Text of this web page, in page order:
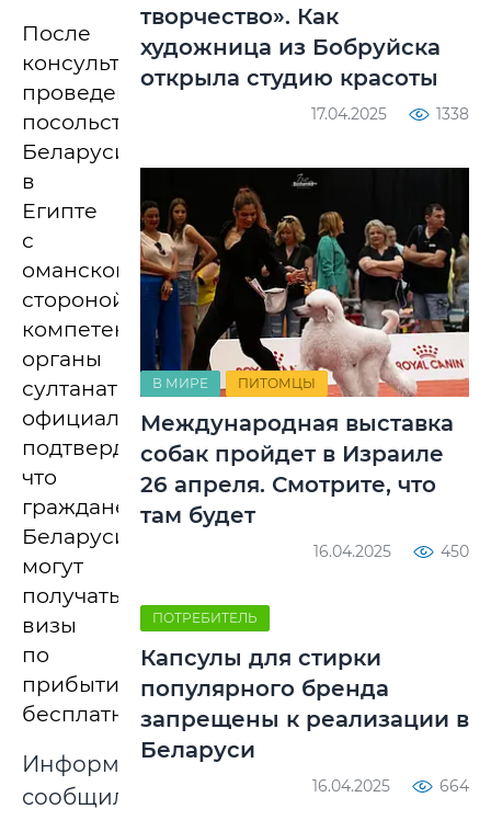
После
консультаций,
проведенных
посольством
Беларуси
в
Египте
с
оманской
стороной,
компетентные
органы
султаната
официально
подтвердили,
что
граждане
Беларуси
могут
получать
визы
по
прибытии
бесплатно.
Информацию
сообщили
творчество». Как
художница из Бобруйска
открыла студию красоты
17.04.2025 1338
В МИРЕ ПИТОМЦЫ
Международная выставка
собак пройдет в Израиле
26 апреля. Смотрите, что
там будет
16.04.2025 450
ПОТРЕБИТЕЛЬ
Капсулы для стирки
популярного бренда
запрещены к реализации в
Беларуси
16.04.2025 664